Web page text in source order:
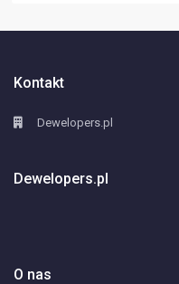
Kontakt
Dewelopers.pl
Dewelopers.pl
O nas